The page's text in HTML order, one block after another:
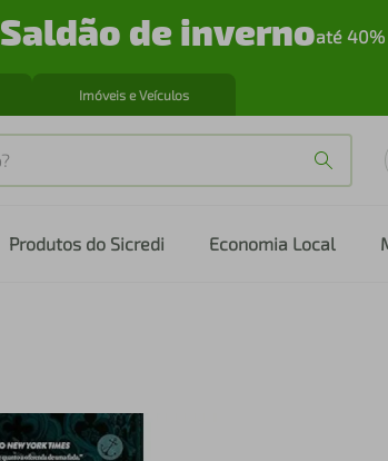
Saldão de invernoaté
Imóveis e Veículos
Produtos do Sicredi Economia Local